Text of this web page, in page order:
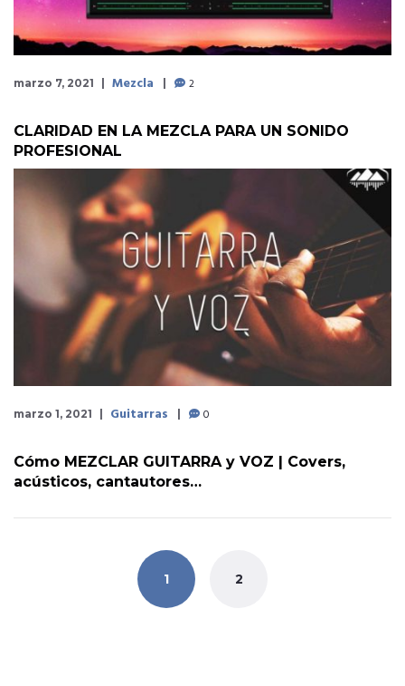
marzo 7, 2021 Mezcla 2
CLARIDAD EN LA MEZCLA PARA UN SONIDO
PROFESIONAL
marzo 1, 2021 Guitarras 0
Cómo MEZCLAR GUITARRA y VOZ | Covers,
acústicos, cantautores…
1 2